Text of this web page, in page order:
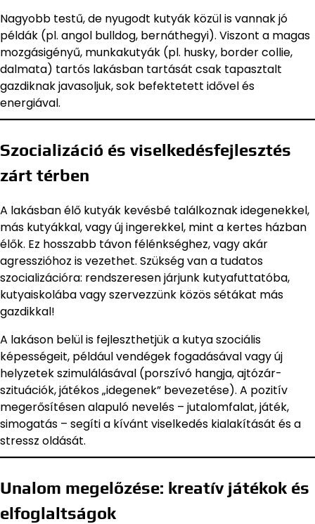
Nagyobb testű, de nyugodt kutyák közül is vannak jó
példák (pl. angol bulldog, bernáthegyi). Viszont a magas
mozgásigényű, munkakutyák (pl. husky, border collie,
dalmata) tartós lakásban tartását csak tapasztalt
gazdiknak javasoljuk, sok befektetett idővel és
energiával.
Szocializáció és viselkedésfejlesztés
zárt térben
A lakásban élő kutyák kevésbé találkoznak idegenekkel,
más kutyákkal, vagy új ingerekkel, mint a kertes házban
élők. Ez hosszabb távon félénkséghez, vagy akár
agresszióhoz is vezethet. Szükség van a tudatos
szocializációra: rendszeresen járjunk kutyafuttatóba,
kutyaiskolába vagy szervezzünk közös sétákat más
gazdikkal!
A lakáson belül is fejleszthetjük a kutya szociális
képességeit, például vendégek fogadásával vagy új
helyzetek szimulálásával (porszívó hangja, ajtózár-
szituációk, játékos „idegenek” bevezetése). A pozitív
megerősítésen alapuló nevelés – jutalomfalat, játék,
simogatás – segíti a kívánt viselkedés kialakítását és a
stressz oldását.
Unalom megelőzése: kreatív játékok és
elfoglaltságok